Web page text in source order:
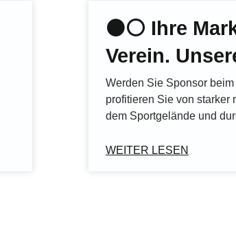
⚫️⚪️ Ihre
Verein.
Werden Sie Sponsor
profitieren Sie von starker
dem Sportgelände und
WEITER LESEN